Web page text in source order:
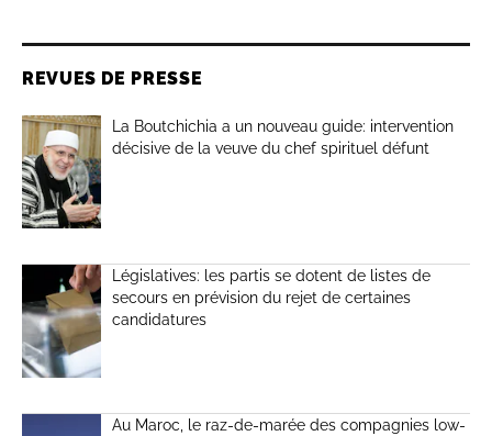
REVUES DE PRESSE
La Boutchichia a un nouveau guide: intervention
décisive de la veuve du chef spirituel défunt
Législatives: les partis se dotent de listes de
secours en prévision du rejet de certaines
candidatures
Au Maroc, le raz-de-marée des compagnies low-